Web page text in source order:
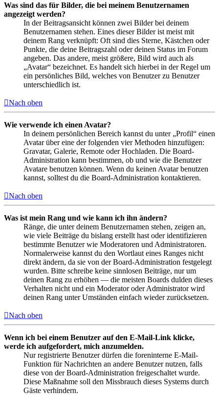
Was sind das für Bilder, die bei meinem Benutzernamen
angezeigt werden?
In der Beitragsansicht können zwei Bilder bei deinem
Benutzernamen stehen. Eines dieser Bilder ist meist mit
deinem Rang verknüpft: Oft sind dies Sterne, Kästchen oder
Punkte, die deine Beitragszahl oder deinen Status im Forum
angeben. Das andere, meist größere, Bild wird auch als
„Avatar“ bezeichnet. Es handelt sich hierbei in der Regel um
ein persönliches Bild, welches von Benutzer zu Benutzer
unterschiedlich ist.
Nach oben
Wie verwende ich einen Avatar?
In deinem persönlichen Bereich kannst du unter „Profil“ einen
Avatar über eine der folgenden vier Methoden hinzufügen:
Gravatar, Galerie, Remote oder Hochladen. Die Board-
Administration kann bestimmen, ob und wie die Benutzer
Avatare benutzen können. Wenn du keinen Avatar benutzen
kannst, solltest du die Board-Administration kontaktieren.
Nach oben
Was ist mein Rang und wie kann ich ihn ändern?
Ränge, die unter deinem Benutzernamen stehen, zeigen an,
wie viele Beiträge du bislang erstellt hast oder identifizieren
bestimmte Benutzer wie Moderatoren und Administratoren.
Normalerweise kannst du den Wortlaut eines Ranges nicht
direkt ändern, da sie von der Board-Administration festgelegt
wurden. Bitte schreibe keine sinnlosen Beiträge, nur um
deinen Rang zu erhöhen — die meisten Boards dulden dieses
Verhalten nicht und ein Moderator oder Administrator wird
deinen Rang unter Umständen einfach wieder zurücksetzen.
Nach oben
Wenn ich bei einem Benutzer auf den E-Mail-Link klicke,
werde ich aufgefordert, mich anzumelden.
Nur registrierte Benutzer dürfen die foreninterne E-Mail-
Funktion für Nachrichten an andere Benutzer nutzen, falls
diese von der Board-Administration freigeschaltet wurde.
Diese Maßnahme soll den Missbrauch dieses Systems durch
Gäste verhindern.